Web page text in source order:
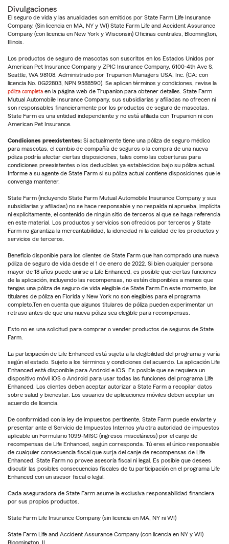
Divulgaciones
El seguro de vida y las anualidades son emitidos por State Farm Life Insurance
Company. (Sin licencia en MA, NY y WI) State Farm Life and Accident Assurance
Company (con licencia en New York y Wisconsin) Oficinas centrales, Bloomington,
Illinois.
Los productos de seguro de mascotas son suscritos en los Estados Unidos por
American Pet Insurance Company y ZPIC Insurance Company, 6100-4th Ave S,
Seattle, WA 98108. Administrado por Trupanion Managers USA, Inc. (CA: con
licencia No. 0G22803, NPN 9588590). Se aplican términos y condiciones, revise la
póliza completa en la página web de Trupanion para obtener detalles. State Farm
Mutual Automobile Insurance Company, sus subsidiarias y afiliadas no ofrecen ni
son responsables financieramente por los productos de seguro de mascotas.
State Farm es una entidad independiente y no está afiliada con Trupanion ni con
American Pet Insurance.
Condiciones preexistentes: Si actualmente tiene una póliza de seguro médico
para mascotas, el cambio de compañía de seguros o la compra de una nueva
póliza podría afectar ciertas disposiciones, tales como las coberturas para
condiciones preexistentes o los deducibles ya establecidos bajo su póliza actual.
Informe a su agente de State Farm si su póliza actual contiene disposiciones que le
convenga mantener.
State Farm (incluyendo State Farm Mutual Automobile Insurance Company y sus
subsidiarias y afiliadas) no se hace responsable y no respalda ni aprueba, implícita
ni explícitamente, el contenido de ningún sitio de terceros al que se haga referencia
en este material. Los productos y servicios son ofrecidos por terceros y State
Farm no garantiza la mercantabilidad, la idoneidad ni la calidad de los productos y
servicios de terceros.
Beneficio disponible para los clientes de State Farm que han comprado una nueva
póliza de seguro de vida desde el 1 de enero de 2022. Si bien cualquier persona
mayor de 18 años puede unirse a Life Enhanced, es posible que ciertas funciones
de la aplicación, incluyendo las recompensas, no estén disponibles a menos que
tengas una póliza de seguro de vida elegible de State Farm.En este momento, los
titulares de póliza en Florida y New York no son elegibles para el programa
completo.Ten en cuenta que algunos titulares de póliza pueden experimentar un
retraso antes de que una nueva póliza sea elegible para recompensas.
Esto no es una solicitud para comprar o vender productos de seguros de State
Farm.
La participación de Life Enhanced está sujeta a la elegibilidad del programa y varía
según el estado. Sujeto a los términos y condiciones del acuerdo. La aplicación Life
Enhanced está disponible para Android e iOS. Es posible que se requiera un
dispositivo móvil iOS o Android para usar todas las funciones del programa Life
Enhanced. Los clientes deben aceptar autorizar a State Farm a recopilar datos
sobre salud y bienestar. Los usuarios de aplicaciones móviles deben aceptar un
acuerdo de licencia.
De conformidad con la ley de impuestos pertinente, State Farm puede enviarte y
presentar ante el Servicio de Impuestos Internos y/u otra autoridad de impuestos
aplicable un Formulario 1099-MISC (ingresos misceláneos) por el canje de
recompensas de Life Enhanced, según corresponda. Tú eres el único responsable
de cualquier consecuencia fiscal que surja del canje de recompensas de Life
Enhanced. State Farm no provee asesoría fiscal ni legal. Es posible que desees
discutir las posibles consecuencias fiscales de tu participación en el programa Life
Enhanced con un asesor fiscal o legal.
Cada aseguradora de State Farm asume la exclusiva responsabilidad financiera
por sus propios productos.
State Farm Life Insurance Company (sin licencia en MA, NY ni WI)
State Farm Life and Accident Assurance Company (con licencia en NY y WI)
Bloomington, IL